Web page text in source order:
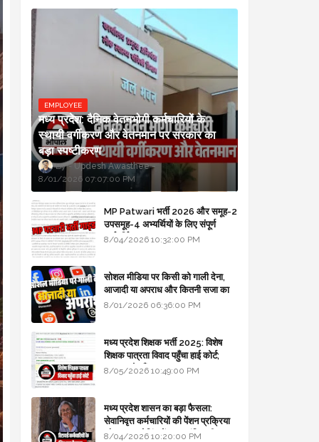
EMPLOYEE
मध्य प्रदेश: दैनिक वेतनभोगी कर्मचारियों के
स्थायी वर्गीकरण और वेतनमान पर सरकार का
बड़ा स्पष्टीकरण
Updesh Awasthee
8/01/2026 07:07:00 PM
MP Patwari भर्ती 2026 और समूह-2
उपसमूह-4 अभ्यर्थियों के लिए संपूर्ण
मार्गदर्शिका
8/04/2026 10:32:00 PM
सोशल मीडिया पर किसी को गाली देना,
आजादी या अपराध और कितनी सजा का
प्रावधान - free legal advice
8/01/2026 06:36:00 PM
मध्य प्रदेश शिक्षक भर्ती 2025: विशेष
शिक्षक पात्रता विवाद पहुँचा हाई कोर्ट;
सरकार से माँगा जवाब
8/05/2026 10:49:00 PM
मध्य प्रदेश शासन का बड़ा फैसला:
सेवानिवृत्त कर्मचारियों की पेंशन प्रक्रिया
और बजट कोडिंग में हुए क्रांतिकारी
8/04/2026 10:20:00 PM